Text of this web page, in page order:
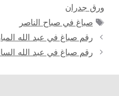
ورق جدران
الوسوم
صباغ في صباح الناصر
رقم صباغ في عبد الله
رقم صباغ في عبد الله